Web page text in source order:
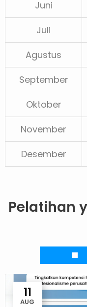
Juni
Juli
Agustus
September
Oktober
November
Desember
Pelatihan
11
AUG